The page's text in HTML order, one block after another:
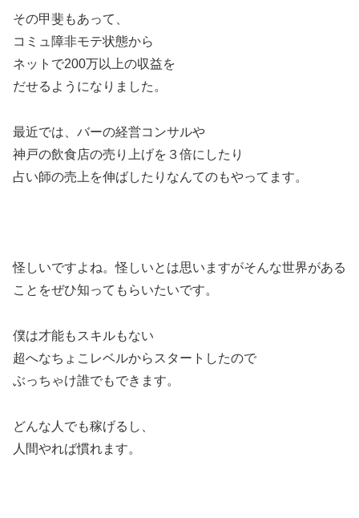
その甲斐もあって、
コミュ障非モテ状態から
ネットで200万以上の収益を
だせるようになりました。
最近では、バーの経営コンサルや
神戸の飲食店の売り上げを３倍にしたり
占い師の売上を伸ばしたりなんてのもやってます。
怪しいですよね。怪しいとは思いますがそんな世界がある
ことをぜひ知ってもらいたいです。
僕は才能もスキルもない
超へなちょこレベルからスタートしたので
ぶっちゃけ誰でもできます。
どんな人でも稼げるし、
人間やれば慣れます。